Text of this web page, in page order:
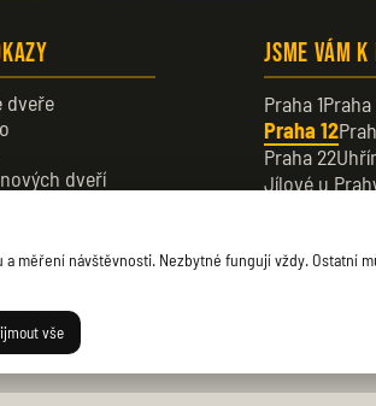
dveře
dveří
Jsme vám
Praha 1Praha
Praha 12
Praha 22
Jílové u
měření návštěvnosti. Nezbytné fungují vždy. Ostatní
vše